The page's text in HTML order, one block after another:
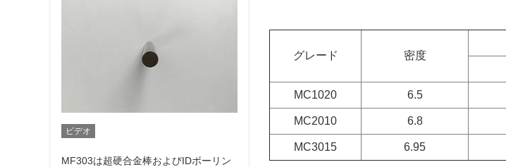
ビデオ
MF303は超硬合金棒およびIDボーリン
グレード 密度
MC1020 6.5
MC2010 6.8
MC3015 6.95